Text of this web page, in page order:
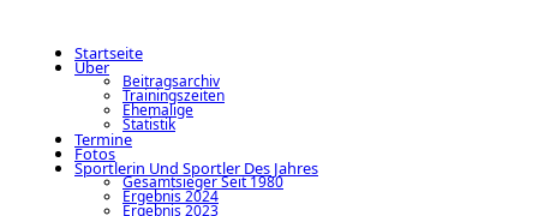
Startseite
Über
Beitragsarchiv
Trainingszeiten
Ehemalige
Statistik
Termine
Fotos
Sportlerin Und Sportler Des Jahres
Gesamtsieger Seit 1980
Ergebnis 2024
Ergebnis 2023